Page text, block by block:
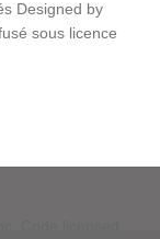
Designed by
sous licence